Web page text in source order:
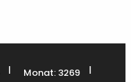
| Monat: 3269
|